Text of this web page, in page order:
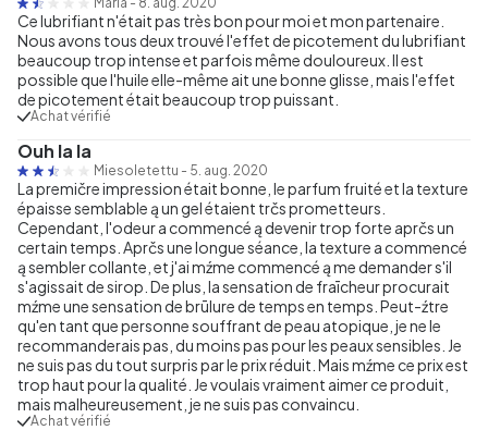
Ce lubrifiant n'était pas très bon pour moi et mon partenaire.
Nous avons tous deux trouvé l'effet de picotement du lubrifiant
beaucoup trop intense et parfois même douloureux. Il est
possible que l'huile elle-même ait une bonne glisse, mais l'effet
de picotement était beaucoup trop puissant.
Achat vérifié
Ouh la la
Miesoletettu - 5. aug. 2020
La premičre impression était bonne, le parfum fruité et la texture
épaisse semblable ą un gel étaient trčs prometteurs.
Cependant, l'odeur a commencé ą devenir trop forte aprčs un
certain temps. Aprčs une longue séance, la texture a commencé
ą sembler collante, et j'ai mźme commencé ą me demander s'il
s'agissait de sirop. De plus, la sensation de fraīcheur procurait
mźme une sensation de brūlure de temps en temps. Peut-źtre
qu'en tant que personne souffrant de peau atopique, je ne le
recommanderais pas, du moins pas pour les peaux sensibles. Je
ne suis pas du tout surpris par le prix réduit. Mais mźme ce prix est
trop haut pour la qualité. Je voulais vraiment aimer ce produit,
mais malheureusement, je ne suis pas convaincu.
Achat vérifié